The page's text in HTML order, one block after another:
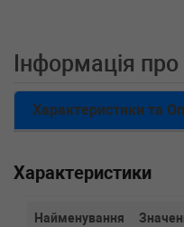
Інформація
Характеристики та
Характеристики
Найменування